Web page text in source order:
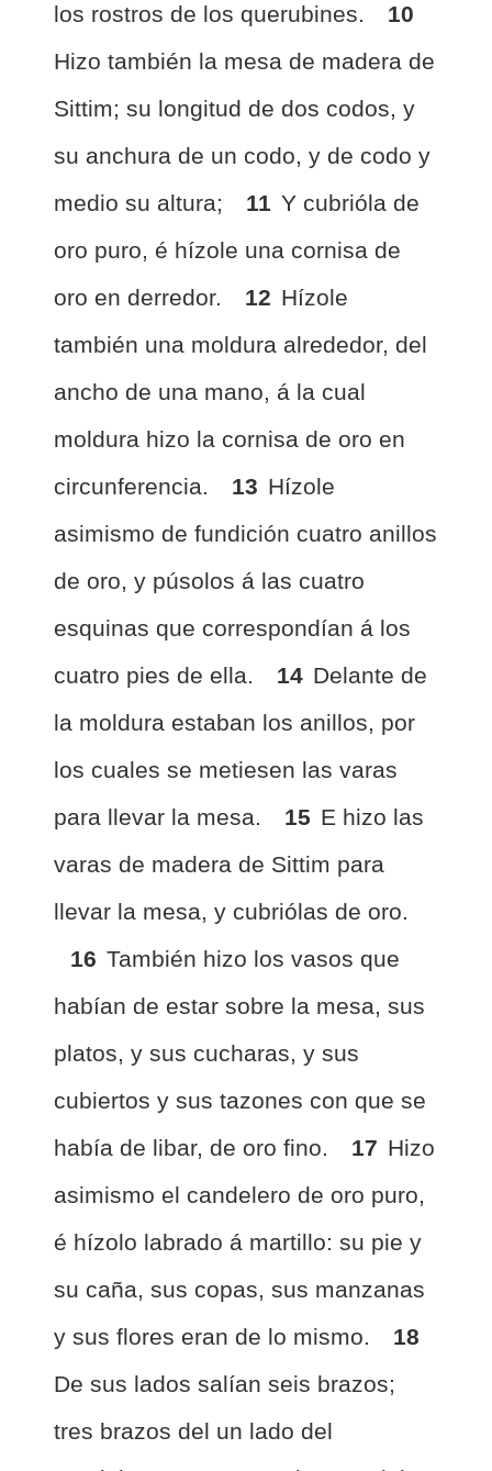
los rostros de los querubines.
10
Hizo también la mesa de madera de
Sittim; su longitud de dos codos, y
su anchura de un codo, y de codo y
medio su altura;
11 Y cubrióla de
oro puro, é hízole una cornisa de
oro en derredor.
12 Hízole
también una moldura alrededor, del
ancho de una mano, á la cual
moldura hizo la cornisa de oro en
circunferencia.
13 Hízole
asimismo de fundición cuatro anillos
de oro, y púsolos á las cuatro
esquinas que correspondían á los
cuatro pies de ella.
14 Delante de
la moldura estaban los anillos, por
los cuales se metiesen las varas
para llevar la mesa.
15 E hizo las
varas de madera de Sittim para
llevar la mesa, y cubriólas de oro.
16 También hizo los vasos que
habían de estar sobre la mesa, sus
platos, y sus cucharas, y sus
cubiertos y sus tazones con que se
había de libar, de oro fino.
17 Hizo
asimismo el candelero de oro puro,
é hízolo labrado á martillo: su pie y
su caña, sus copas, sus manzanas
y sus flores eran de lo mismo.
18
De sus lados salían seis brazos;
tres brazos del un lado del